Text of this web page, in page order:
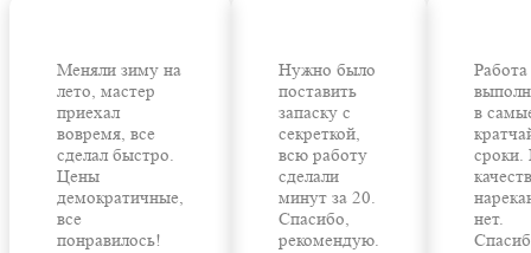
Меняли зиму на
лето, мастер
приехал
вовремя, все
сделал быстро.
Цены
демократичные,
все
понравилось!
Нужно было
поставить
запаску с
секреткой,
всю работу
сделали
минут за 20.
Спасибо,
рекомендую.
Работа
в
сроки.
нет.